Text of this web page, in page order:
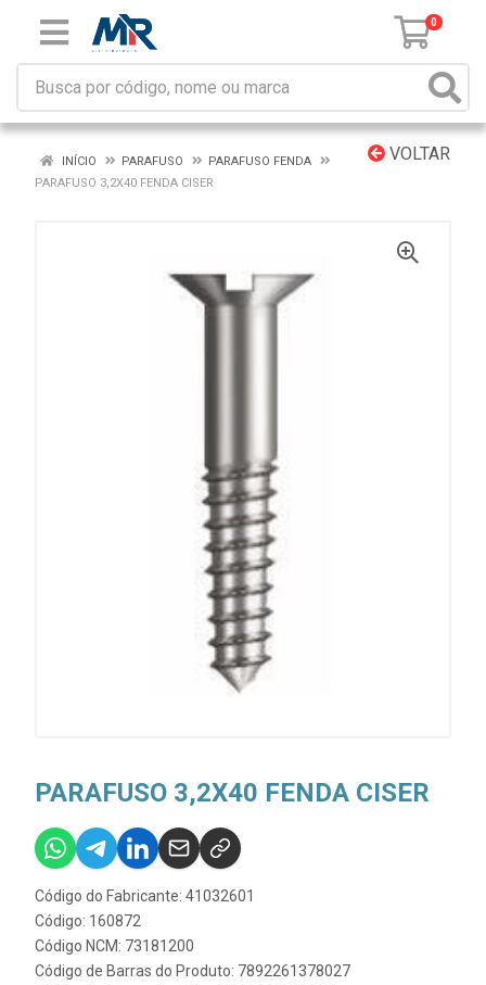
0
VOLTAR
INÍCIO PARAFUSO
PARAFUSO FENDA
PARAFUSO 3,2X40 FENDA CISER
PARAFUSO 3,2X40 FENDA CISER
Código do Fabricante: 41032601
Código: 160872
Código NCM: 73181200
Código de Barras do Produto: 7892261378027